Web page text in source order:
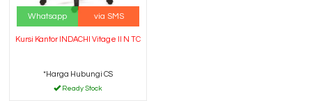
Whatsapp via SMS
Kursi Kantor INDACHI Vitage II N TC
*Harga Hubungi CS
Ready Stock